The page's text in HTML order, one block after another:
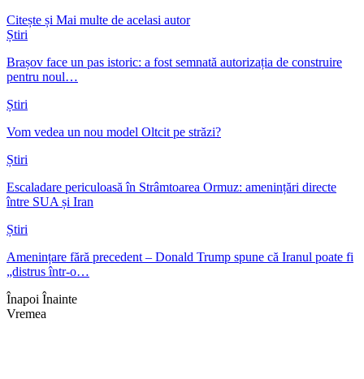
Citește și Mai multe de acelasi autor
Știri
Brașov face un pas istoric: a fost semnată autorizația de construire
pentru noul…
Știri
Vom vedea un nou model Oltcit pe străzi?
Știri
Escaladare periculoasă în Strâmtoarea Ormuz: amenințări directe
între SUA și Iran
Știri
Amenințare fără precedent – Donald Trump spune că Iranul poate fi
„distrus într-o…
Înapoi Înainte
Vremea